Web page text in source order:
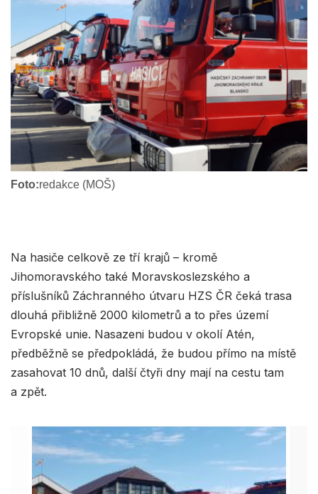
Foto:redakce (MOŠ)
Na hasiče celkově ze tří krajů – kromě
Jihomoravského také Moravskoslezského a
příslušníků Záchranného útvaru HZS ČR čeká trasa
dlouhá přibližně 2000 kilometrů a to přes území
Evropské unie. Nasazeni budou v okolí Atén,
předběžně se předpokládá, že budou přímo na místě
zasahovat 10 dnů, další čtyři dny mají na cestu tam
a zpět.